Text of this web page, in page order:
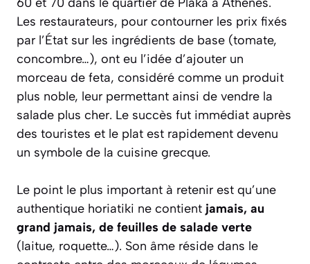
Les restaurateurs, pour contourner les prix fixés
par l’État sur les ingrédients de base (tomate,
concombre…), ont eu l’idée d’ajouter un
morceau de feta, considéré comme un produit
plus noble, leur permettant ainsi de vendre la
salade plus cher. Le succès fut immédiat auprès
des touristes et le plat est rapidement devenu
un symbole de la cuisine grecque.
Le point le plus important à retenir est qu’une
authentique horiatiki ne contient jamais, au
grand jamais, de feuilles de salade verte
(laitue, roquette…). Son âme réside dans le